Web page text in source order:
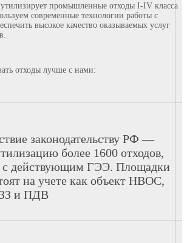
промышленные отходы I-IV класса
современные технологии работы с
высокое качество оказываемых услуг
отходы лучше с нами:
законодательству РФ —
более 1600 отходов,
с действующим ГЭЭ. Площадки
на учете как объект НВОС,
и ПДВ